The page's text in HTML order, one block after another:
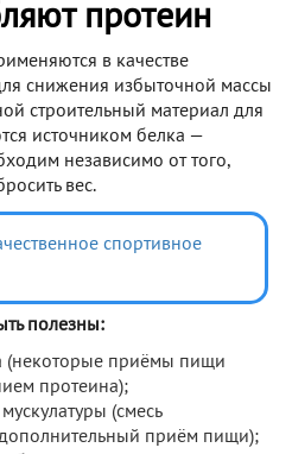
протеин
в качестве
снижения избыточной массы
строительный материал для
источником белка —
независимо от того,
вес.
спортивное
полезны:
(некоторые приёмы пищи
протеина);
(смесь
дополнительный приём пищи);